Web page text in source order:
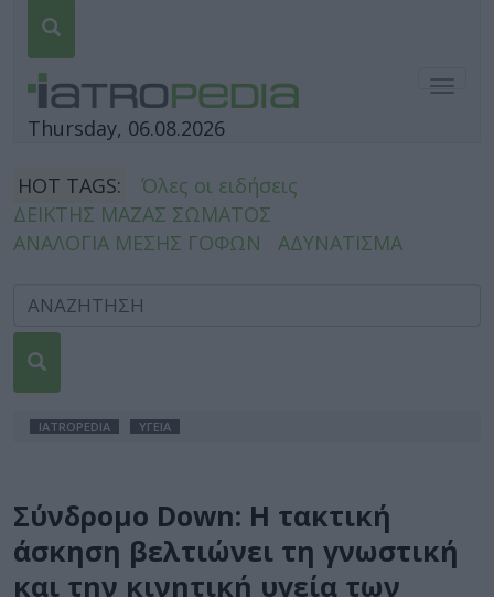
Thursday, 06.08.2026
HOT TAGS:
Όλες οι ειδήσεις
ΔΕΙΚΤΗΣ ΜΑΖΑΣ ΣΩΜΑΤΟΣ
ΑΝΑΛΟΓΙΑ ΜΕΣΗΣ ΓΟΦΩΝ
ΑΔΥΝΑΤΙΣΜΑ
IATROPEDIA ΥΓΕΙΑ
Σύνδρομο Down: Η τακτική
άσκηση βελτιώνει τη γνωστική
και την κινητική υγεία των